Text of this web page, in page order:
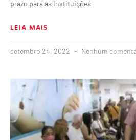
prazo para as Instituições
LEIA MAIS
setembro 24, 2022 Nenhum